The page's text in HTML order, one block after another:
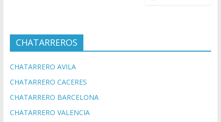
CHATARREROS
CHATARRERO AVILA
CHATARRERO CACERES
CHATARRERO BARCELONA
CHATARRERO VALENCIA